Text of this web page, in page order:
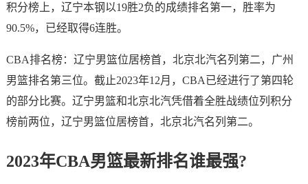
积分榜上，辽宁本钢以19胜2负的成绩排名第一，胜率为
90.5%，已经取得6连胜。
CBA排名榜：辽宁男篮位居榜首，北京北汽名列第二，广州
男篮排名第三位。截止2023年12月，CBA已经进行了第四轮
的部分比赛。辽宁男篮和北京北汽凭借着全胜战绩位列积分
榜前两位，辽宁男篮位居榜首，北京北汽名列第二。
2023年CBA男篮最新排名谁最强?